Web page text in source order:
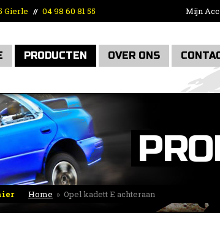
Gierle // 04 98 60 81 55 Mijn
PRODUCTEN OVER ONS
Home » Opel kadett E achteraan